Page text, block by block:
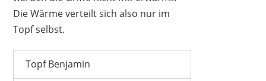
Die Wärme verteilt sich also nur im
Topf selbst.
Topf Benjamin